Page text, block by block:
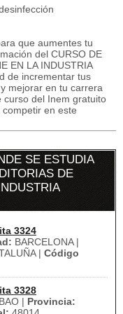
que aumentes tu
del CURSO DE
EN LA INDUSTRIA
de incrementar tus
mejorar en tu carrera
curso del Inem gratuito
en este
SE ESTUDIA
DE
3324
BARCELONA |
| Código
3328
| Provincia: